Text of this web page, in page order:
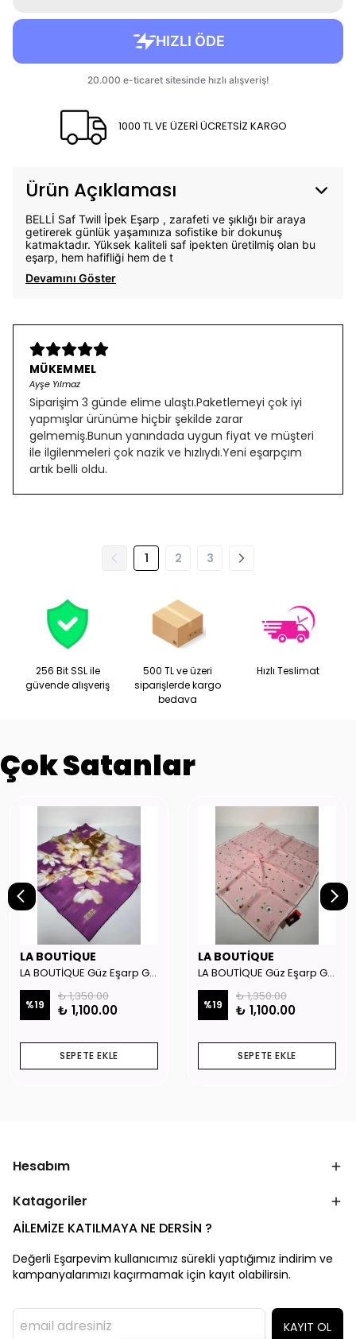
1000 TL VE ÜZERİ ÜCRETSİZ KARGO
Ürün Açıklaması
BELLİ Saf Twill İpek Eşarp , zarafeti ve şıklığı bir araya
getirerek günlük yaşamınıza sofistike bir dokunuş
katmaktadır. Yüksek kaliteli saf ipekten üretilmiş olan bu
eşarp, hem hafifliği hem de t
Devamını Göster
MÜKEMMEL
Ayşe Yılmaz
Siparişim 3 günde elime ulaştı.Paketlemeyi çok iyi
yapmışlar ürünüme hiçbir şekilde zarar
gelmemiş.Bunun yanındada uygun fiyat ve müşteri
ile ilgilenmeleri çok nazik ve hızlıydı.Yeni eşarpçım
artık belli oldu.
1 2 3
256 Bit SSL ile
güvende alışveriş
500 TL ve üzeri
siparişlerde kargo
bedava
Hızlı Teslimat
Çok Satanlar
LA BOUTİQUE
LA BOUTİQUE Güz Eşarp GYSE262908
%19
₺ 1,350.00
₺ 1,100.00
SEPETE EKLE
LA BOUTİQUE
LA BOUTİQUE Güz Eşarp GYSE130804
%19
₺ 1,350.00
₺ 1,100.00
SEPETE EKLE
Hesabım
Katagoriler
AİLEMİZE KATILMAYA NE DERSİN ?
Değerli Eşarpevim kullanıcımız sürekli yaptığımız indirim ve
kampanyalarımızı kaçırmamak için kayıt olabilirsin.
KAYIT OL